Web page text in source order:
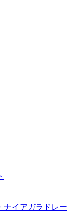
イアガラドレー